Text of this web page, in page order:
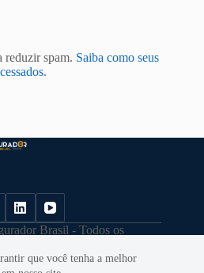
que você tenha a melhor
reduzir spam. Saiba como seus
.
Brasil - Todos os